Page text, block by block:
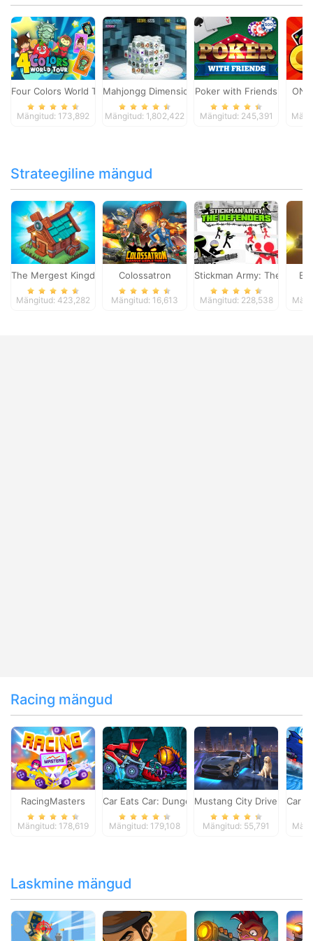
Four Colors World Tour
Mängitud: 173,892
Mahjongg Dimensions
Mängitud: 1,802,422
Poker with Friends
Mängitud: 245,391
Strateegiline mängud
The Mergest Kingdom
Mängitud: 423,282
Colossatron
Mängitud: 16,613
Stickman Army: The
Mängitud: 228,538
Racing mängud
RacingMasters
Mängitud: 178,619
Car Eats Car: Dungeon Adventure
Mängitud: 179,108
Mustang City Driver
Mängitud: 55,791
Car
Laskmine mängud